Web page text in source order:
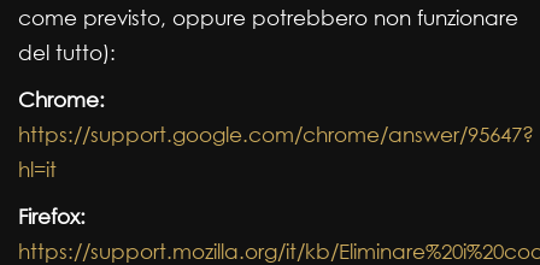
come previsto, oppure potrebbero non funzionare
del tutto):
Chrome:
https://support.google.com/chrome/answer/95647?
hl=it
Firefox:
https://support.mozilla.org/it/kb/